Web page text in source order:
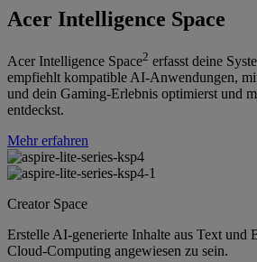
Acer Intelligence Space
Acer Intelligence Space2 erfasst deine
empfiehlt kompatible AI-Anwendungen,
und dein Gaming-Erlebnis optimierst und
entdeckst.
Mehr erfahren
Creator Space
Erstelle AI-generierte Inhalte aus Text und
Cloud-Computing angewiesen zu sein.